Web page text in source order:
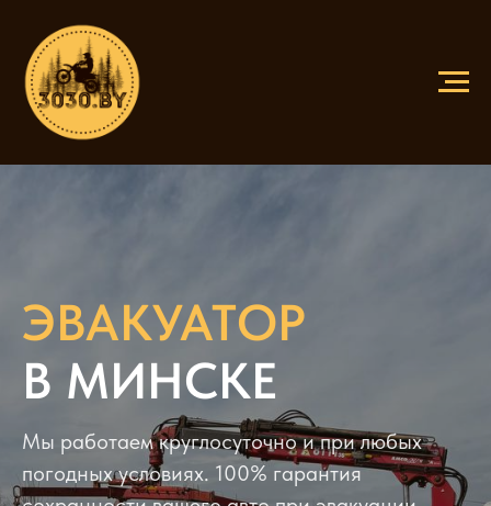
ЭВАКУАТОР
В МИНСКЕ
Мы работаем круглосуточно и при любых
погодных условиях. 100% гарантия